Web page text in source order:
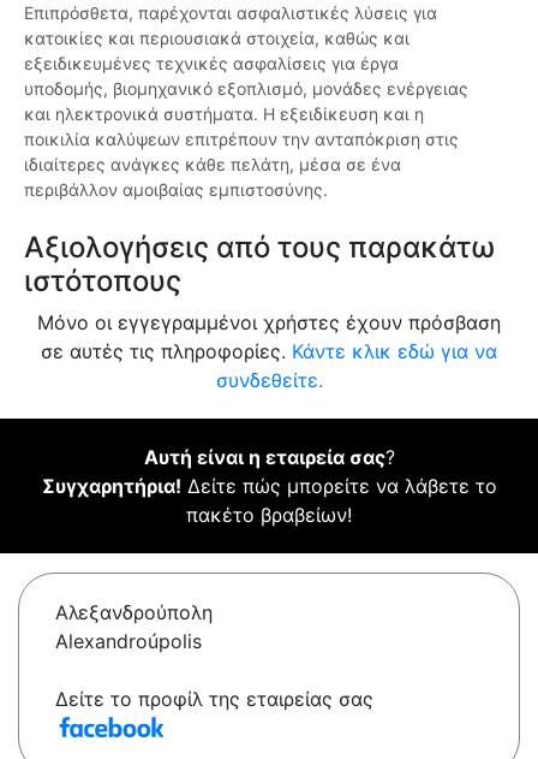
Επιπρόσθετα, παρέχονται ασφαλιστικές λύσεις για
κατοικίες και περιουσιακά στοιχεία, καθώς και
εξειδικευμένες τεχνικές ασφαλίσεις για έργα
υποδομής, βιομηχανικό εξοπλισμό, μονάδες ενέργειας
και ηλεκτρονικά συστήματα. Η εξειδίκευση και η
ποικιλία καλύψεων επιτρέπουν την ανταπόκριση στις
ιδιαίτερες ανάγκες κάθε πελάτη, μέσα σε ένα
περιβάλλον αμοιβαίας εμπιστοσύνης.
Αξιολογήσεις από τους παρακάτω
ιστότοπους
Μόνο οι εγγεγραμμένοι χρήστες έχουν πρόσβαση
σε αυτές τις πληροφορίες. Κάντε κλικ εδώ για να
συνδεθείτε.
Αυτή είναι η εταιρεία σας?
Συγχαρητήρια! Δείτε πώς μπορείτε να λάβετε το
πακέτο βραβείων!
Αλεξανδρούπολη
Alexandroúpolis
Δείτε το προφίλ της εταιρείας σας